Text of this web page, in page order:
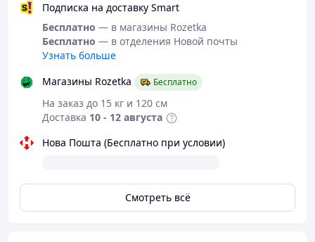
Подписка на доставку Smart
Бесплатно — в магазины Rozetka
Бесплатно — в отделения Новой почты
Узнать больше
Магазины Rozetka
Бесплатно
На заказ до 15 кг и 120 см
Доставка 10 - 12 августа
Нова Пошта (Бесплатно при условии)
Смотреть всё